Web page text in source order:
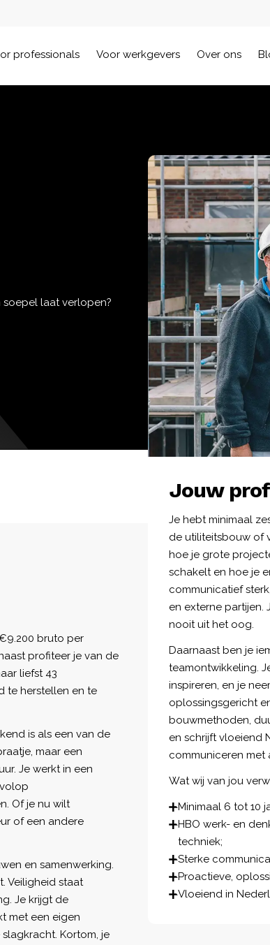
professionals Voor werkgevers Over ons
laat verlopen?
bruto per
profiteer je van de
liefst 43
te herstellen en te
is als een van de
maar een
Je werkt in een
Of je nu wilt
of een andere
en samenwerking.
Veiligheid staat
Je krijgt de
met een eigen
Kortom, je
Jouw
Je hebt minimaal
de utiliteitsbouw of
hoe je grote
schakelt en hoe je
communicatief
en externe partijen.
nooit uit het oog.
Daarnaast ben je
teamontwikkeling.
inspireren, en je
oplossingsgericht
bouwmethoden,
en schrijft vloeiend
communiceren met
Wat wij van jou
Minimaal 6 tot 10
HBO werk- en
techniek;
Sterke
Proactieve,
Vloeiend in